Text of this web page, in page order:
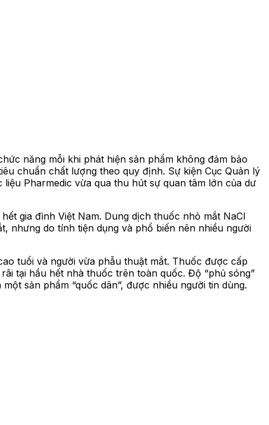
năng mỗi khi phát hiện sản phẩm không đảm bảo
chuẩn chất lượng theo quy định. Sự kiện Cục Quản lý
Pharmedic vừa qua thu hút sự quan tâm lớn của dư
gia đình Việt Nam. Dung dịch thuốc nhỏ mắt NaCl
nhưng do tính tiện dụng và phổ biến nên nhiều người
tuổi và người vừa phẫu thuật mắt. Thuốc được cấp
tại hầu hết nhà thuốc trên toàn quốc. Độ “phủ sóng”
sản phẩm “quốc dân”, được nhiều người tin dùng.